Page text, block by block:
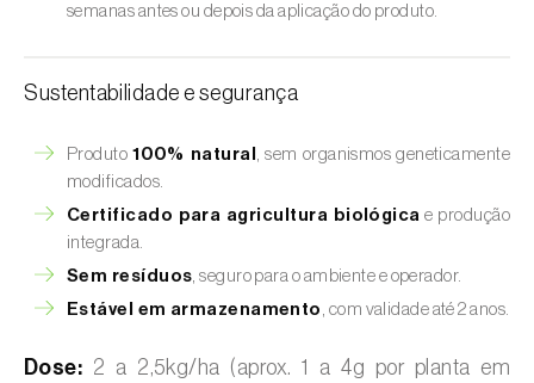
semanas antes ou depois da aplicação do produto.
Sustentabilidade e segurança
Produto100% natural , sem organismos geneticamente
modificados.
Certificado para agricultura biológica e produção
integrada.
Sem resíduos, seguro para o ambiente e operador.
Estável em armazenamento , com validade até 2 anos.
Dose: 2 a 2,5kg/ha (aprox. 1 a 4g por planta em